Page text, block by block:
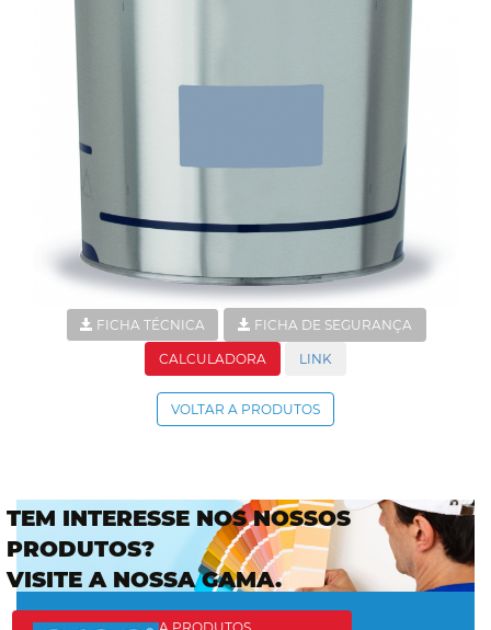
FICHA TÉCNICA FICHA DE SEGURANÇA
CALCULADORA LINK
VOLTAR A PRODUTOS
TEM INTERESSE NOS NOSSOS
PRODUTOS?
VISITE A NOSSA GAMA.